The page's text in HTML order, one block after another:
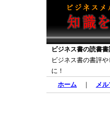
ビジネス書の読書
ビジネス書の書評
に！
ホーム ｜ メ